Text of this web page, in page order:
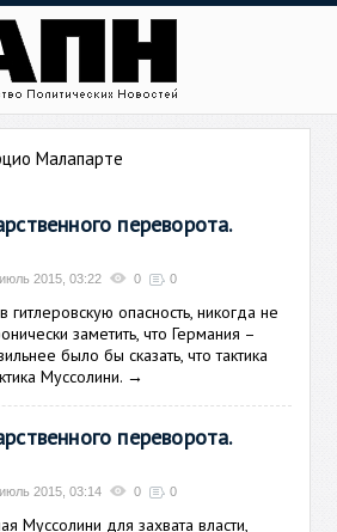
Малапарте
переворота.
2015, 03:22 0 0
опасность, никогда не
заметить, что Германия –
было бы сказать, что тактика
Муссолини. →
переворота.
2015, 03:14 0 0
Муссолини для захвата власти,